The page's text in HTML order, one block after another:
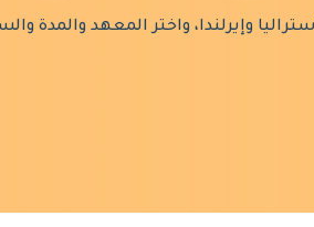
وإيرلندا، واختر المعهد والمدة